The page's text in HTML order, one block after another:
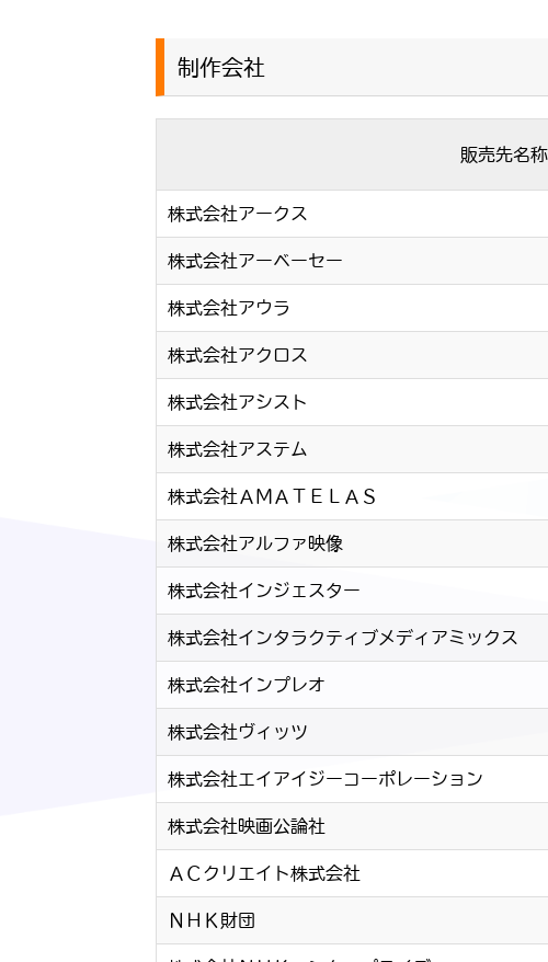
制作会社
販売先名称
株式会社アークス
株式会社アーベーセー
株式会社アウラ
株式会社アクロス
株式会社アシスト
株式会社アステム
株式会社ＡＭＡＴＥＬＡＳ
株式会社アルファ映像
株式会社インジェスター
株式会社インタラクティブメディアミックス
株式会社インプレオ
株式会社ヴィッツ
株式会社エイアイジーコーポレーション
株式会社映画公論社
ＡＣクリエイト株式会社
ＮＨＫ財団